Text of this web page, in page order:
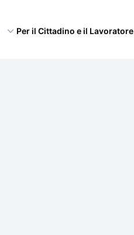
Per il Cittadino e il Lavoratore